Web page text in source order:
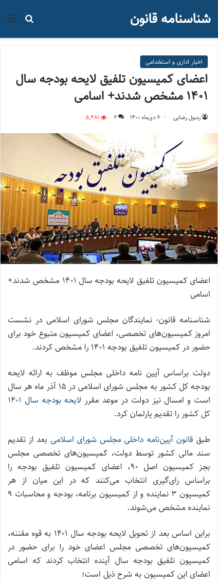
جستجو شناسنامه قانون
اخبار اداری و استخدامی
اعضای کمیسیون تلفیق لایحه بودجه سال
1401 مشخص شدند+ اسامی
رسول رضایی ۶ دی‌ماه ۱۴۰۰ 2
5,481
اعضای کمیسیون تلفیق لایحه بودجه سال 1401 مشخص شدند+
اسامی
شناسنامه قانون- نمایندگان مجلس شورای اسلامی در نشست
امروز کمیسیون‌های تخصصی، اعضای کمیسیون متبوع خود برای
حضور در کمیسیون تلفیق بودجه 1401 را مشخص کردند.
دولت براساس آیین نامه داخلی مجلس موظف به ارائه لایحه
بودجه کل کشور به مجلس شورای اسلامی در ۱۵ آذر ماه هر سال
است و امسال نیز دولت در موعد مقرر
لایحه بودجه سال ۱۴۰۱
کل کشور را تقدیم پارلمان کرد.
طبق قانون آیین‌نامه داخلی مجلس شورای اسلامی بعد از تقدیم
سند مالی کشور توسط دولت، کمیسیون‌های تخصصی مجلس
بجز کمیسیون اصل ۹۰، اعضای کمیسیون تلفیق بودجه را
براساس رای‌گیری انتخاب می‌کنند که در این میان از هر
کمیسیون ۳ نماینده و از کمیسیون برنامه، بودجه و محاسبات ۹
نماینده مشخص می‌شوند.
براین اساس بعد از تحویل لایحه بودجه سال ۱۴۰۱ به قوه مقننه،
کمیسیون‌های تخصصی مجلس اعضای خود را برای حضور در
کمیسیون تلفیق بودجه سال آینده انتخاب کردند که اسامی
اعضای این کمیسیون به شرح ذیل است؛